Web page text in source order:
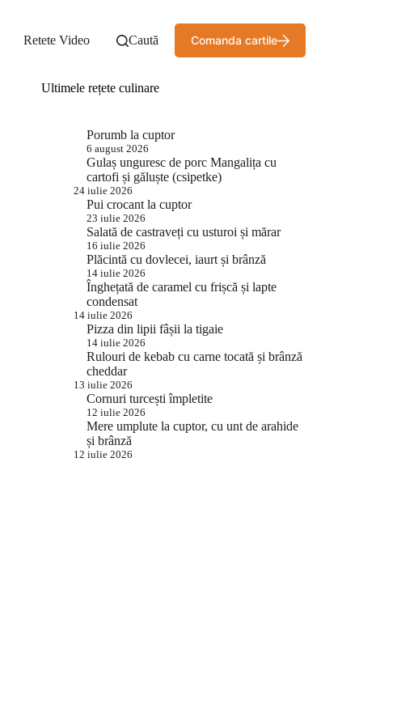
Retete Video Caută Comanda cartile
Ultimele rețete culinare
Porumb la cuptor
6 august 2026
Gulaș unguresc de porc Mangalița cu
cartofi și găluște (csipetke)
24 iulie 2026
Pui crocant la cuptor
23 iulie 2026
Salată de castraveți cu usturoi și mărar
16 iulie 2026
Plăcintă cu dovlecei, iaurt și brânză
14 iulie 2026
Înghețată de caramel cu frișcă și lapte
condensat
14 iulie 2026
Pizza din lipii fâșii la tigaie
14 iulie 2026
Rulouri de kebab cu carne tocată și brânză
cheddar
13 iulie 2026
Cornuri turcești împletite
12 iulie 2026
Mere umplute la cuptor, cu unt de arahide
și brânză
12 iulie 2026